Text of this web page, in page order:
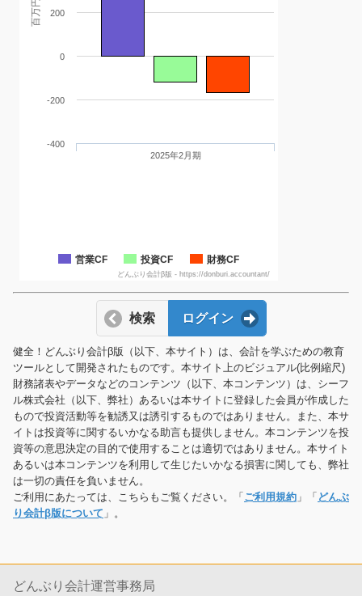
百万円
営業CF 投資CF 財務CF
2025年2月期
-400
-200
0
200
どんぶり会計β版 - https://donburi.accountant/
検索 ログイン
健全！どんぶり会計β版（以下、本サイト）は、会計を学ぶための教育
ツールとして開発されたものです。本サイト上のビジュアル(比例縮尺)
財務諸表やデータなどのコンテンツ（以下、本コンテンツ）は、シーフ
ル株式会社（以下、弊社）あるいは本サイトに登録した会員が作成した
もので投資活動等を勧誘又は誘引するものではありません。また、本サ
イトは投資等に関するいかなる助言も提供しません。本コンテンツを投
資等の意思決定の目的で使用することは適切ではありません。本サイト
あるいは本コンテンツを利用して生じたいかなる損害に関しても、弊社
は一切の責任を負いません。
ご利用にあたっては、こちらもご覧ください。「 ご利用規約 」「 どんぶ
り会計β版について 」。
どんぶり会計運営事務局